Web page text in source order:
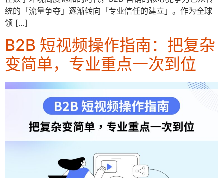
统的「流量争夺」逐渐转向「专业信任的建立」。作为全球
领 […]
B2B 短视频操作指南：把复杂
变简单，专业重点一次到位